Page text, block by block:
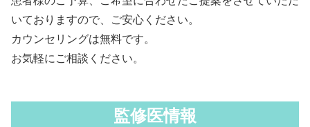
いておりますので、ご安心ください。
カウンセリングは無料です。
お気軽にご相談ください。
監修医情報